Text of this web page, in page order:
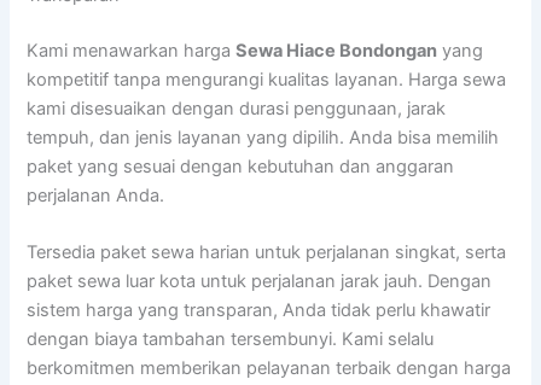
Kami menawarkan hargaSewa Hiace Bondongan yang
kompetitif tanpa mengurangi kualitas layanan. Harga sewa
kami disesuaikan dengan durasi penggunaan, jarak
tempuh, dan jenis layanan yang dipilih. Anda bisa memilih
paket yang sesuai dengan kebutuhan dan anggaran
perjalanan Anda.
Tersedia paket sewa harian untuk perjalanan singkat, serta
paket sewa luar kota untuk perjalanan jarak jauh. Dengan
sistem harga yang transparan, Anda tidak perlu khawatir
dengan biaya tambahan tersembunyi. Kami selalu
berkomitmen memberikan pelayanan terbaik dengan harga